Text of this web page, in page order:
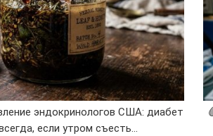
эндокринологов США: диабет
если утром съесть...